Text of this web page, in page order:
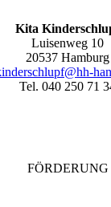
Kita
Luisenweg 10
20537 Hamburg
Tel. 040 250 71
FÖRDERUNG